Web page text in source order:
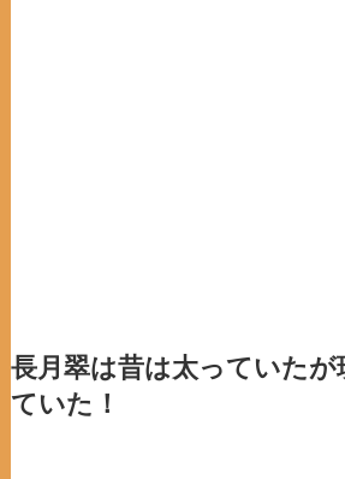
長月翠は昔は太っていた
ていた！